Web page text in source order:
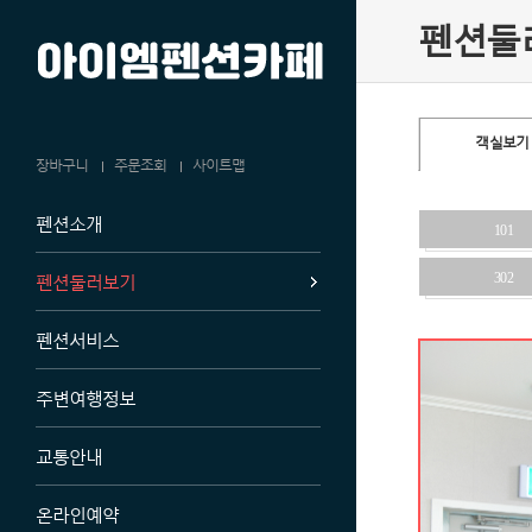
장바구니 주문조회 사이트맵
펜션소개
펜션둘러보기
펜션서비스
주변여행정보
교통안내
온라인예약
펜션둘
객실보기
101
302